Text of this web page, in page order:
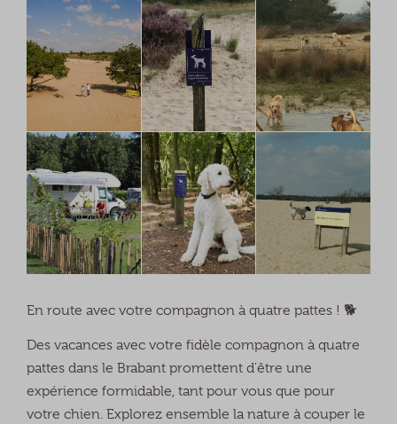
En route avec votre compagnon à quatre pattes ! 🐕
Des vacances avec votre fidèle compagnon à quatre
pattes dans le Brabant promettent d'être une
expérience formidable, tant pour vous que pour
votre chien. Explorez ensemble la nature à couper le